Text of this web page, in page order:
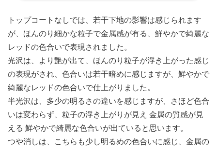
トップコートなしでは、若干下地の影響は感じられます
が、ほんのり細かな粒子で金属感が有る、鮮やかで綺麗な
レッドの色合いで表現されました。
光沢は、より艶が出て、ほんのり粒子が浮き上がった感じ
の表現がされ、色合いは若干暗めに感じますが、鮮やかで
綺麗なレッドの色合いで仕上がりました。
半光沢は、多少の明るさの違いを感じますが、さほど色合
いは変わらず、粒子の浮き上がりが見え 金属の質感が見
える 鮮やかで綺麗な色合いが出ていると思います。
つや消しは、こちらも少し明るめの色合いに感じ、金属の